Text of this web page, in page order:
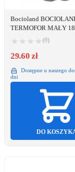
Bocioland
TERMOFOR MAŁY
(0)
29.60 zł
Dostępne u naszego
dni
DO